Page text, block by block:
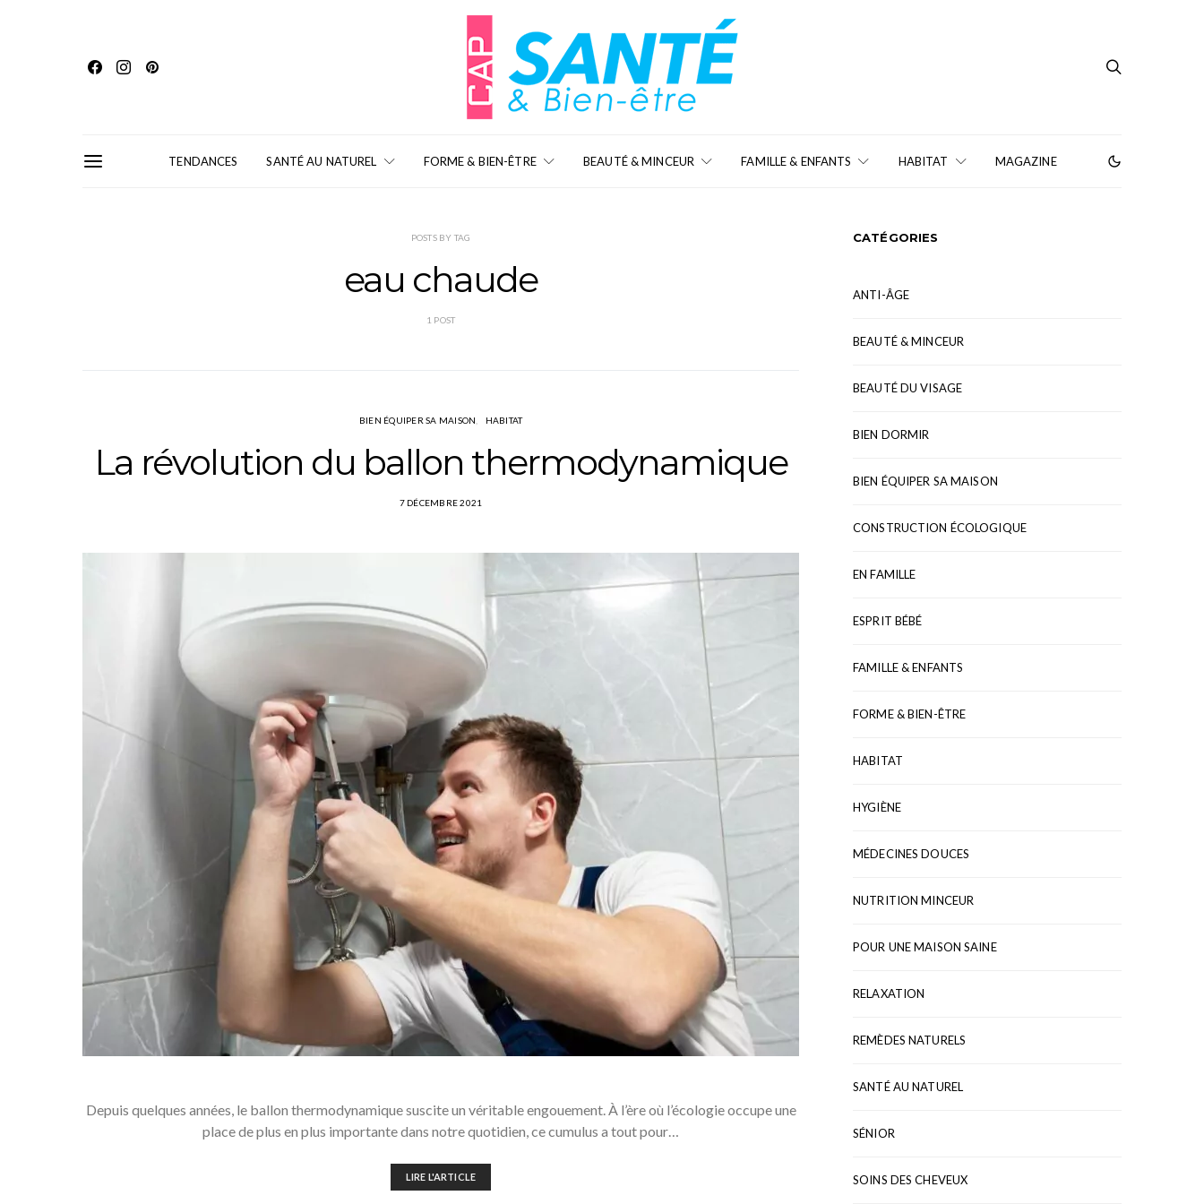
TENDANCES SANTÉ AU NATUREL FORME & BIEN-ÊTRE BEAUTÉ & MINCEUR FAMILLE & ENFANTS HABITAT MAGAZINE
POSTS BY TAG
eau chaude
1 POST
BIEN ÉQUIPER SA MAISON HABITAT
La révolution du ballon thermodynamique
7 DÉCEMBRE 2021
Depuis quelques années, le ballon thermodynamique suscite un véritable engouement. À l’ère où l’écologie occupe une
place de plus en plus importante dans notre quotidien, ce cumulus a tout pour…
LIRE L'ARTICLE
CATÉGORIES
ANTI-ÂGE
BEAUTÉ & MINCEUR
BEAUTÉ DU VISAGE
BIEN DORMIR
BIEN ÉQUIPER SA MAISON
CONSTRUCTION ÉCOLOGIQUE
EN FAMILLE
ESPRIT BÉBÉ
FAMILLE & ENFANTS
FORME & BIEN-ÊTRE
HABITAT
HYGIÈNE
MÉDECINES DOUCES
NUTRITION MINCEUR
POUR UNE MAISON SAINE
RELAXATION
REMÈDES NATURELS
SANTÉ AU NATUREL
SÉNIOR
SOINS DES CHEVEUX